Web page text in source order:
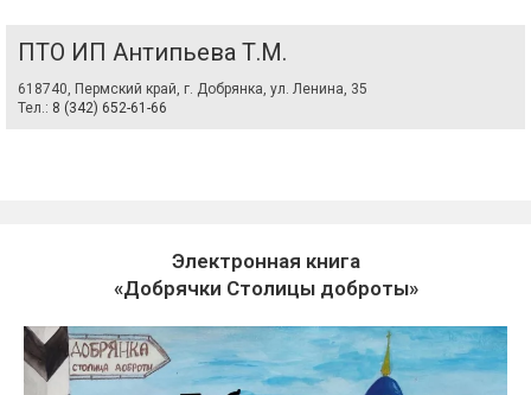
ПТО ИП Антипьева Т.М.
618740, Пермский край, г. Добрянка, ул. Ленина, 35
Тел.: 8 (342) 652-61-66
Электронная книга
«Добрячки Столицы доброты»